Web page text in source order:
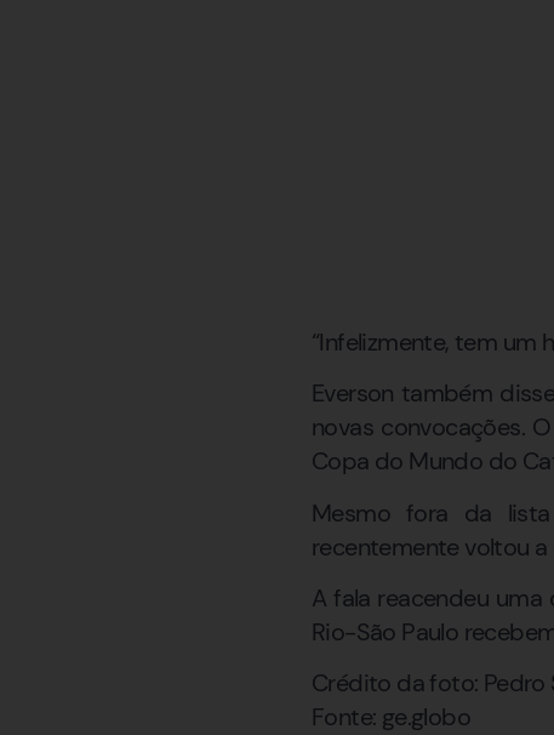
“Infelizmente, tem um
Everson também
novas convocações.
Copa do Mundo do
Mesmo fora da
recentemente voltou
A fala reacendeu
Rio-São Paulo
Crédito da foto:
Fonte: ge.globo